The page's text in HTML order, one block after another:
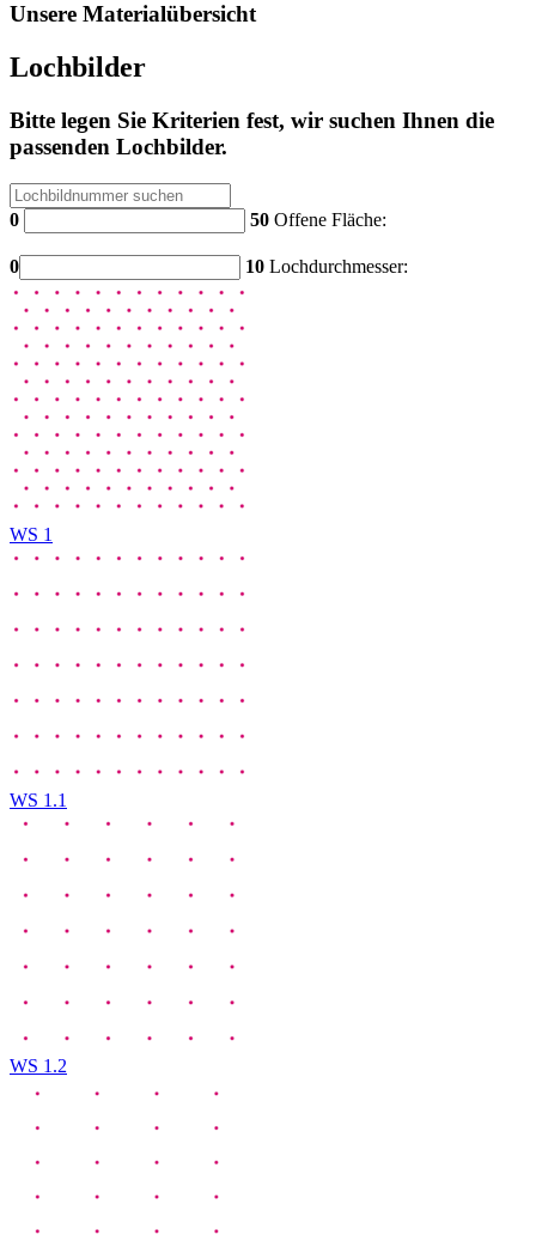
Unsere Materialübersicht
Lochbilder
Bitte legen Sie Kriterien fest, wir suchen Ihnen die
passenden Lochbilder.
0 50 Offene Fläche:
0 10 Lochdurchmesser:
WS 1
WS 1.1
WS 1.2